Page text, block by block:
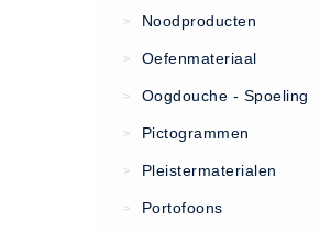
Vacatures
AED apparaten (11)
> Noodproducten
> Oefenmateriaal
> Oogdouche - Spoeling
> Pictogrammen
> Pleistermaterialen
> Portofoons